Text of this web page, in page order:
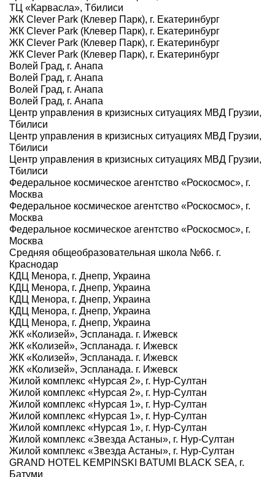
ТЦ «Карвасла», Тбилиси
ЖК Clever Park (Клевер Парк), г. Екатеринбург
ЖК Clever Park (Клевер Парк), г. Екатеринбург
ЖК Clever Park (Клевер Парк), г. Екатеринбург
ЖК Clever Park (Клевер Парк), г. Екатеринбург
Волей Град, г. Анапа
Волей Град, г. Анапа
Волей Град, г. Анапа
Волей Град, г. Анапа
Центр управления в кризисных ситуациях МВД Грузии,
Тбилиси
Центр управления в кризисных ситуациях МВД Грузии,
Тбилиси
Центр управления в кризисных ситуациях МВД Грузии,
Тбилиси
Федеральное космическое агентство «Роскосмос», г.
Москва
Федеральное космическое агентство «Роскосмос», г.
Москва
Федеральное космическое агентство «Роскосмос», г.
Москва
Средняя общеобразовательная школа №66. г.
Краснодар
КДЦ Менора, г. Днепр, Украина
КДЦ Менора, г. Днепр, Украина
КДЦ Менора, г. Днепр, Украина
КДЦ Менора, г. Днепр, Украина
КДЦ Менора, г. Днепр, Украина
ЖК «Колизей», Эспланада. г. Ижевск
ЖК «Колизей», Эспланада. г. Ижевск
ЖК «Колизей», Эспланада. г. Ижевск
ЖК «Колизей», Эспланада. г. Ижевск
Жилой комплекс «Нурсая 2», г. Нур-Султан
Жилой комплекс «Нурсая 2», г. Нур-Султан
Жилой комплекс «Нурсая 1», г. Нур-Султан
Жилой комплекс «Нурсая 1», г. Нур-Султан
Жилой комплекс «Нурсая 1», г. Нур-Султан
Жилой комплекс «Звезда Астаны», г. Нур-Султан
Жилой комплекс «Звезда Астаны», г. Нур-Султан
GRAND HOTEL KEMPINSKI BATUMI BLACK SEA, г.
Батуми